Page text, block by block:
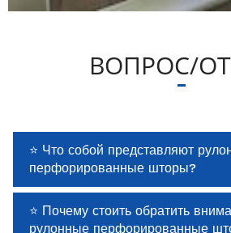
ВОПРОС/
⭐ Что собой представляют
перфорированные шторы?
⭐ Почему стоить обратить
рулонные перфорированные